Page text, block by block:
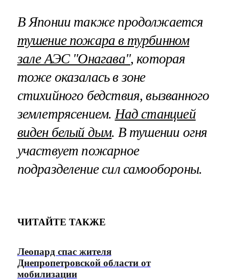
В Японии также продолжается
тушение пожара в турбинном
зале АЭС "Онагава", которая
тоже оказалась в зоне
стихийного бедствия, вызванного
землетрясением. Над станцией
виден белый дым. В тушении огня
участвует пожарное
подразделение сил самообороны.
ЧИТАЙТЕ ТАКЖЕ
Леопард спас жителя
Днепропетровской области от
мобилизации